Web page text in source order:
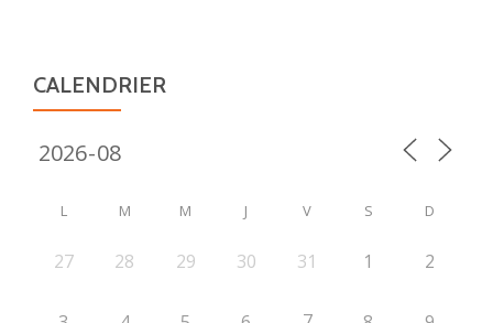
CALENDRIER
L M M J V S D
27 28 29 30 31 1 2